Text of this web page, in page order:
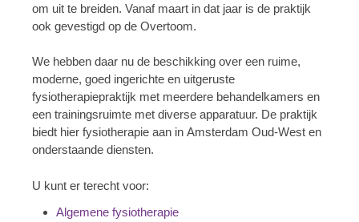
om uit te breiden. Vanaf maart in dat jaar is de praktijk
ook gevestigd op de Overtoom.
We hebben daar nu de beschikking over een ruime,
moderne, goed ingerichte en uitgeruste
fysiotherapiepraktijk met meerdere behandelkamers en
een trainingsruimte met diverse apparatuur. De praktijk
biedt hier fysiotherapie aan in Amsterdam Oud-West en
onderstaande diensten.
U kunt er terecht voor:
Algemene fysiotherapie